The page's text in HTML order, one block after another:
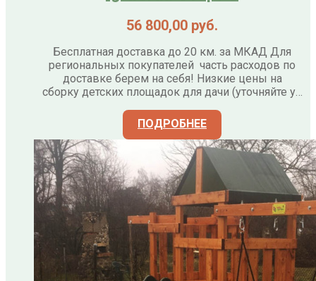
56 800,00 руб.
Бесплатная доставка до 20 км. за МКАД Для
региональных покупателей часть расходов по
доставке берем на себя! Низкие цены на
сборку детских площадок для дачи (уточняйте у…
ПОДРОБНЕЕ